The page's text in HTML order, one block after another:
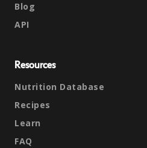
Blog
API
Resources
Nutrition Database
Recipes
Learn
FAQ